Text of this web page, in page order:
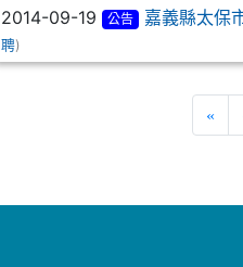
2014-09-19 公告 嘉義縣太保
聘)
«